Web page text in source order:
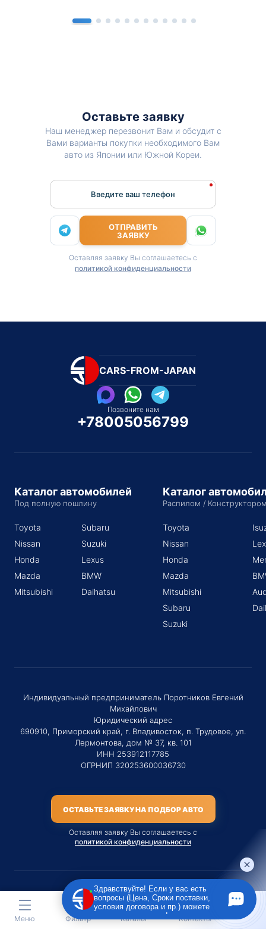
Оставьте заявку
Наш менеджер перезвонит Вам и обсудит с
Вами варианты покупки необходимого Вам
авто из Японии или Южной Кореи.
Введите ваш телефон
ОТПРАВИТЬ
ЗАЯВКУ
Оставляя заявку Вы соглашаетесь с
политикой конфиденциальности
CARS-FROM-JAPAN
Позвоните нам
+78005056799
Каталог автомобилей
Под полную пошлину
Toyota
Nissan
Honda
Mazda
Mitsubishi
Subaru
Suzuki
Lexus
BMW
Daihatsu
Каталог
Распилом /
Toyota
Nissan
Honda
Mazda
Mitsubishi
Subaru
Suzuki
Индивидуальный предприниматель Поротников Евгений
Михайлович
Юридический адрес
690910, Приморский край, г. Владивосток, п. Трудовое, ул.
Лермонтова, дом № 37, кв. 101
ИНН 253912117785
ОГРНИП 320253600036730
ОСТАВЬТЕ ЗАЯВКУ НА ПОДБОР АВТО
Оставляя заявку Вы соглашаетесь с
политикой конфиденциальности
Материалы данного сайта являются публичной офертой
только на услугу сопровождения Агентом приобретения
транспортного средства Клиентом.
Меню Фильтр Каталог Контакты
Здравствуйте! Если у вас есть
вопросы (Цена, Сроки поставки,
условия договора и пр.) можете
задать их мне в чат!